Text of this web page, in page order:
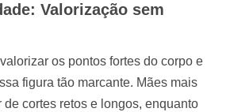
Valorização sem
os pontos fortes do corpo e
figura tão marcante. Mães mais
cortes retos e longos, enquanto